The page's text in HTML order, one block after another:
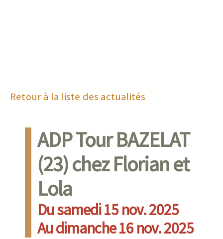
Retour à la liste des actualités
ADP Tour BAZELAT
(23) chez Florian et
Lola
Du samedi 15 nov. 2025
Au dimanche 16 nov. 2025